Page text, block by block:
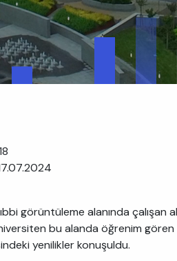
görüntüleme alanında
bu alanda öğrenim
yenilikler konuşuldu.